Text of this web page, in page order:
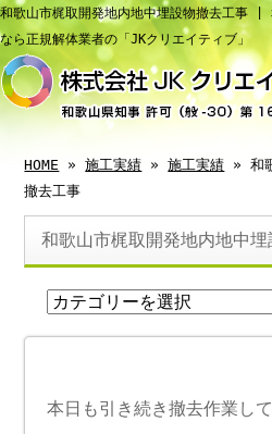
和歌山市梶取開発地内地中埋設物撤去工事 |
なら正規解体業者の「JKクリエイティブ」
HOME »施工実績 »施工実績 » 和
撤去工事
和歌山市梶取開発地内地中
本日も引き続き撤去作業して